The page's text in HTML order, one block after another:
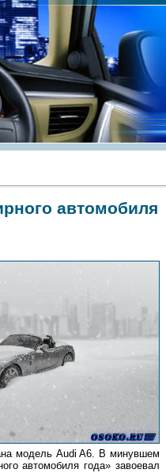
автомобиля
модель Audi A6. В минувшем
автомобиля года» завоевал